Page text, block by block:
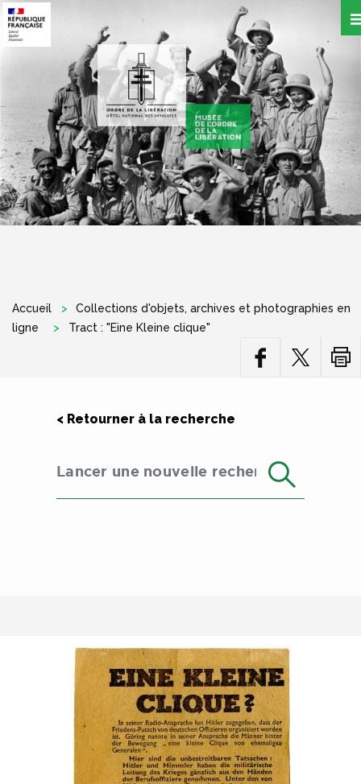
contenu
principal
Accueil
Collections d'objets, archives et photographies en
ligne
Tract : "Eine Kleine clique"
< Retourner à la recherche